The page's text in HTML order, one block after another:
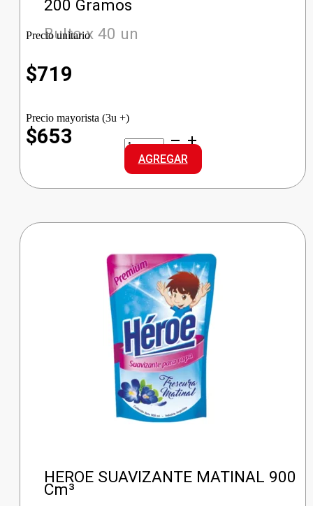
200 Gramos
Bulto x 40 un
Precio unitario
$719
Precio mayorista (3u +)
$653
ARGENTINO
JABON
PAN
BLANCO
cantidad
AGREGAR
HEROE SUAVIZANTE MATINAL 900
Cm³